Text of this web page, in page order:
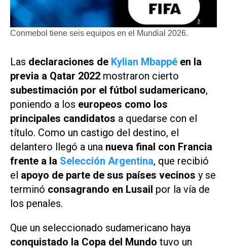
Conmebol tiene seis equipos en el Mundial 2026.
Las declaraciones de Kylian Mbappé en la
previa a Qatar 2022 mostraron cierto
subestimación por el fútbol sudamericano,
poniendo a los europeos como los
principales candidatos a quedarse con el
título. Como un castigo del destino, el
delantero llegó a una nueva final con Francia
frente a la Selección Argentina, que recibió
el apoyo de parte de sus países vecinos y se
terminó consagrando en Lusail por la vía de
los penales.
Que un seleccionado sudamericano haya
conquistado la Copa del Mundo tuvo un